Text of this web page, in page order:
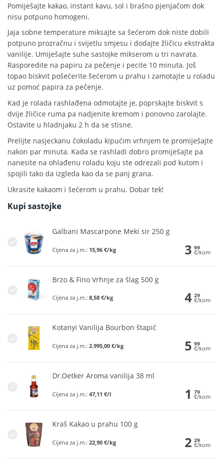
Pomiješajte kakao, instant kavu, sol i brašno pjenjačom dok
nisu potpuno homogeni.
Jaja sobne temperature miksajte sa šećerom dok niste dobili
potpuno prozračnu i svijetlu smjesu i dodajte žličicu ekstrakta
vanilije. Umiješajte suhe sastojke mikserom u tri navrata.
Rasporedite na papiru za pečenje i pecite 10 minuta. Još
topao biskvit pošećerite šećerom u prahu i zamotajte u roladu
uz pomoć papira za pečenje.
Kad je rolada rashlađena odmotajte je, poprskajte biskvit s
dvije žličice ruma pa nadjenite kremom i ponovno zarolajte.
Ostavite u hladnjaku 2 h da se stisne.
Prelijte nasjeckanu čokoladu kipućim vrhnjem te promiješajte
nakon par minuta. Kada se rashladi dobro promiješajte pa
nanesite na ohlađenu roladu koju ste odrezali pod kutom i
spojili tako da izgleda kao da se panj grana.
Ukrasite kakaom i šećerom u prahu. Dobar tek!
Kupi sastojke
Galbani Mascarpone Meki sir 250 g
Cijena za j.m.: 15,96 €/kg 3 99
€/kom
Brzo & Fino Vrhnje za šlag 500 g
Cijena za j.m.: 8,58 €/kg 4 29
€/kom
Kotanyi Vanilija Bourbon štapić
Cijena za j.m.: 2.995,00 €/kg 5 99
€/kom
Dr.Oetker Aroma vanilija 38 ml
Cijena za j.m.: 47,11 €/l 1 79
€/kom
Kraš Kakao u prahu 100 g
Cijena za j.m.: 22,90 €/kg 2 29
€/kom